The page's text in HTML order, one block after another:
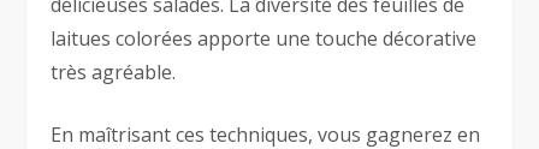
laitues colorées apporte une touche décorative
très agréable.
En maîtrisant ces techniques, vous gagnerez en